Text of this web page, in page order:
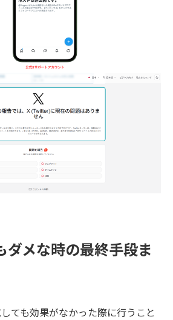
ダメな時の最終手段ま
ても効果がなかった際に行うこと